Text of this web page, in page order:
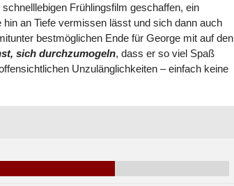
Frühlingsfilm geschaffen, ein
an Tiefe vermissen lässt und sich dann auch
bestmöglichen Ende für George mit auf den
sich durchzumogeln, dass er so viel Spaß
Unzulänglichkeiten – einfach keine